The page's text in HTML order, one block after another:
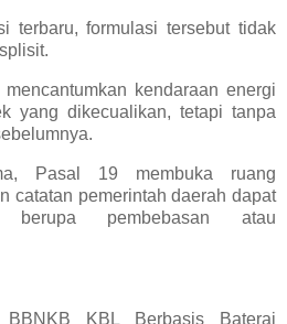
terbaru, formulasi tersebut tidak
kendaraan energi
yang dikecualikan, tetapi tanpa
Pasal 19 membuka ruang
catatan pemerintah daerah dapat
berupa pembebasan atau
KBL Berbasis Baterai